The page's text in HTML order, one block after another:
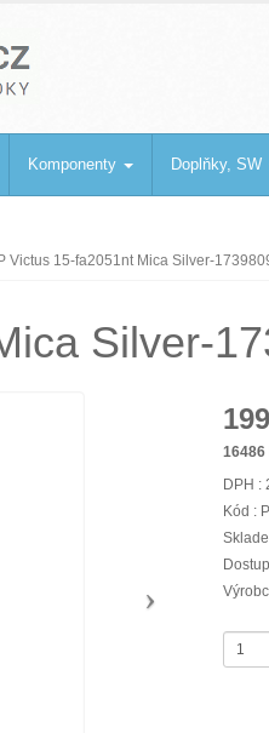
Komponenty Doplňky, SW
Victus 15-fa2051nt Mica Silver-
Silver-
16486
DPH :
Kód :